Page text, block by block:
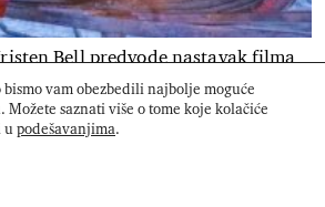
Bell predvode nastavak filma
Violent Night
vam obezbedili najbolje moguće
Možete saznati više o tome koje kolačiće
upodešavanjima.
Cookie Banner